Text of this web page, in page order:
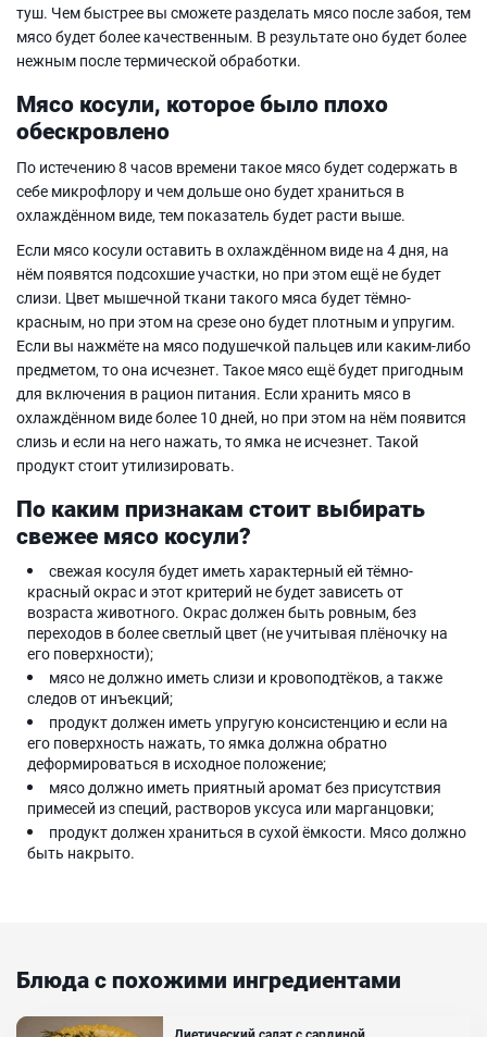
туш. Чем быстрее вы сможете разделать мясо после забоя, тем
мясо будет более качественным. В результате оно будет более
нежным после термической обработки.
Мясо косули, которое было плохо
обескровлено
По истечению 8 часов времени такое мясо будет содержать в
себе микрофлору и чем дольше оно будет храниться в
охлаждённом виде, тем показатель будет расти выше.
Если мясо косули оставить в охлаждённом виде на 4 дня, на
нём появятся подсохшие участки, но при этом ещё не будет
слизи. Цвет мышечной ткани такого мяса будет тёмно-
красным, но при этом на срезе оно будет плотным и упругим.
Если вы нажмёте на мясо подушечкой пальцев или каким-либо
предметом, то она исчезнет. Такое мясо ещё будет пригодным
для включения в рацион питания. Если хранить мясо в
охлаждённом виде более 10 дней, но при этом на нём появится
слизь и если на него нажать, то ямка не исчезнет. Такой
продукт стоит утилизировать.
По каким признакам стоит выбирать
свежее мясо косули?
свежая косуля будет иметь характерный ей тёмно-
красный окрас и этот критерий не будет зависеть от
возраста животного. Окрас должен быть ровным, без
переходов в более светлый цвет (не учитывая плёночку на
его поверхности);
мясо не должно иметь слизи и кровоподтёков, а также
следов от инъекций;
продукт должен иметь упругую консистенцию и если на
его поверхность нажать, то ямка должна обратно
деформироваться в исходное положение;
мясо должно иметь приятный аромат без присутствия
примесей из специй, растворов уксуса или марганцовки;
продукт должен храниться в сухой ёмкости. Мясо должно
быть накрыто.
Блюда с похожими ингредиентами
Диетический салат с сардиной